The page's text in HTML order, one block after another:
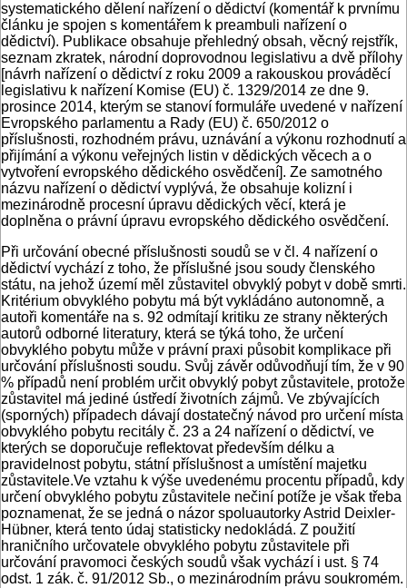
systematického dělení nařízení o dědictví (komentář k prvnímu
článku je spojen s komentářem k preambuli nařízení o
dědictví). Publikace obsahuje přehledný obsah, věcný rejstřík,
seznam zkratek, národní doprovodnou legislativu a dvě přílohy
[návrh nařízení o dědictví z roku 2009 a rakouskou prováděcí
legislativu k nařízení Komise (EU) č. 1329/2014 ze dne 9.
prosince 2014, kterým se stanoví formuláře uvedené v nařízení
Evropského parlamentu a Rady (EU) č. 650/2012 o
příslušnosti, rozhodném právu, uznávání a výkonu rozhodnutí a
přijímání a výkonu veřejných listin v dědických věcech a o
vytvoření evropského dědického osvědčení]. Ze samotného
názvu nařízení o dědictví vyplývá, že obsahuje kolizní i
mezinárodně procesní úpravu dědických věcí, která je
doplněna o právní úpravu evropského dědického osvědčení.
Při určování obecné příslušnosti soudů se v čl. 4 nařízení o
dědictví vychází z toho, že příslušné jsou soudy členského
státu, na jehož území měl zůstavitel obvyklý pobyt v době smrti.
Kritérium obvyklého pobytu má být vykládáno autonomně, a
autoři komentáře na s. 92 odmítají kritiku ze strany některých
autorů odborné literatury, která se týká toho, že určení
obvyklého pobytu může v právní praxi působit komplikace při
určování příslušnosti soudu. Svůj závěr odůvodňují tím, že v 90
% případů není problém určit obvyklý pobyt zůstavitele, protože
zůstavitel má jediné ústředí životních zájmů. Ve zbývajících
(sporných) případech dávají dostatečný návod pro určení místa
obvyklého pobytu recitály č. 23 a 24 nařízení o dědictví, ve
kterých se doporučuje reflektovat především délku a
pravidelnost pobytu, státní příslušnost a umístění majetku
zůstavitele.Ve vztahu k výše uvedenému procentu případů, kdy
určení obvyklého pobytu zůstavitele nečiní potíže je však třeba
poznamenat, že se jedná o názor spoluautorky Astrid Deixler-
Hübner, která tento údaj statisticky nedokládá. Z použití
hraničního určovatele obvyklého pobytu zůstavitele při
určování pravomoci českých soudů však vychází i ust. § 74
odst. 1 zák. č. 91/2012 Sb., o mezinárodním právu soukromém.